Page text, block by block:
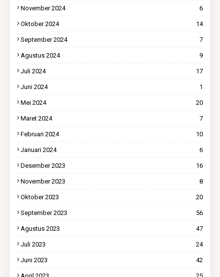
November 2024 6
Oktober 2024 14
September 2024 7
Agustus 2024 9
Juli 2024 17
Juni 2024 1
Mei 2024 20
Maret 2024 7
Februari 2024 10
Januari 2024 6
Desember 2023 16
November 2023 8
Oktober 2023 20
September 2023 56
Agustus 2023 47
Juli 2023 24
Juni 2023 42